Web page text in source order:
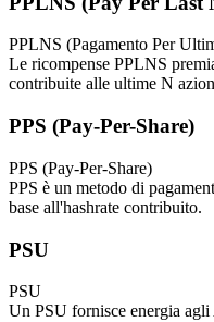
PPLNS (Pagamento Per
Le ricompense PPLNS
contribuite alle ultime N
PPS (Pay-Per-Share)
PPS (Pay-Per-Share)
PPS è un metodo di
base all'hashrate contribuito.
PSU
PSU
Un PSU fornisce energia agli